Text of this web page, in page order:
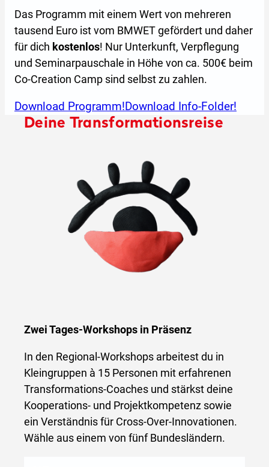
Das Programm mit einem Wert von mehreren
tausend Euro ist vom BMWET gefördert und daher
für dich kostenlos! Nur Unterkunft, Verpflegung
und Seminarpauschale in Höhe von ca. 500€ beim
Co-Creation Camp sind selbst zu zahlen.
Download Programm! (Öffnet in einem neuen
Download Info-Folder!
Deine Transformationsreise
Zwei Tages-Workshops in Präsenz
In den Regional-Workshops arbeitest du in
Kleingruppen à 15 Personen mit erfahrenen
Transformations-Coaches und stärkst deine
Kooperations- und Projektkompetenz sowie
ein Verständnis für Cross-Over-Innovationen.
Wähle aus einem von fünf Bundesländern.